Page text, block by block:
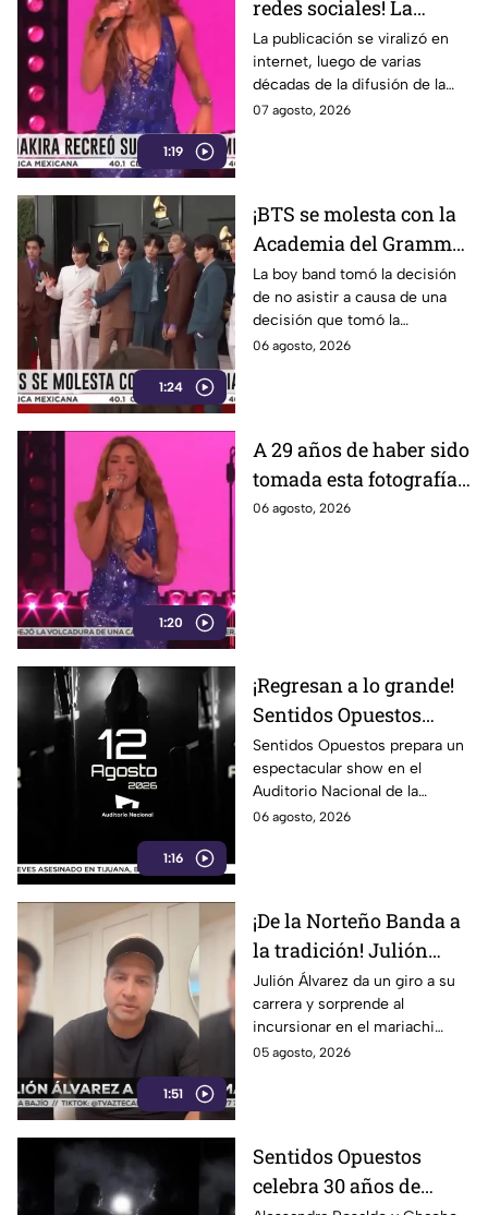
1:19
redes sociales! La
cantante colombiana
recrea icónico meme
La publicación se viralizó en
internet, luego de varias
décadas de la difusión de la
imagen.
07 agosto, 2026
1:24
¡BTS se molesta con la
Academia del Grammy!
Conoce la razón de la
agrupación
La boy band tomó la decisión
de no asistir a causa de una
decisión que tomó la
Academia.
06 agosto, 2026
1:20
A 29 años de haber sido
tomada esta fotografía,
Shakira recrea uno de
06 agosto, 2026
1:16
¡Regresan a lo grande!
Sentidos Opuestos
alista show inolvidable
en el Auditorio
Nacional
Sentidos Opuestos prepara un
espectacular show en el
Auditorio Nacional de la
CDMX. Descubre las fechas,
06 agosto, 2026
1:51
¡De la Norteño Banda a
la tradición! Julión
Álvarez sorprende al
cantar mariachi
Julión Álvarez da un giro a su
carrera y sorprende al
incursionar en el mariachi
tradicional con temas
05 agosto, 2026
Sentidos Opuestos
celebra 30 años de